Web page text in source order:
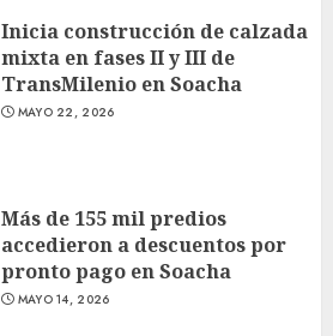
Inicia construcción de calzada
mixta en fases II y III de
TransMilenio en Soacha
MAYO 22, 2026
Más de 155 mil predios
accedieron a descuentos por
pronto pago en Soacha
MAYO 14, 2026